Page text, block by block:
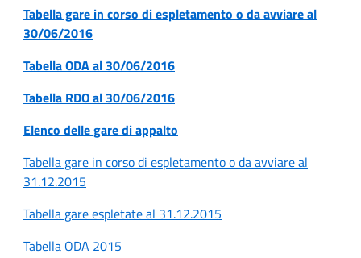
Tabella gare in corso di espletamento o da avviare al
30/06/2016
Tabella ODA al 30/06/2016
Tabella RDO al 30/06/2016
Elenco delle gare di appalto
Tabella gare in corso di espletamento o da avviare al
31.12.2015
Tabella gare espletate al 31.12.2015
Tabella ODA 2015